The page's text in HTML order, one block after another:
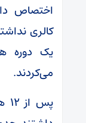
اختصاص
کالری
یک دوره
می‌کردند.